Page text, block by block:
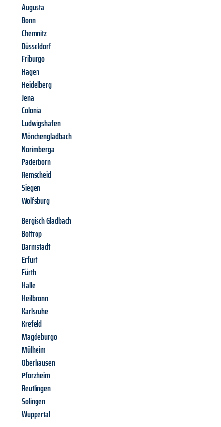
Augusta
Bonn
Chemnitz
Düsseldorf
Friburgo
Hagen
Heidelberg
Jena
Colonia
Ludwigshafen
Mönchengladbach
Norimberga
Paderborn
Remscheid
Siegen
Wolfsburg
Bergisch Gladbach
Bottrop
Darmstadt
Erfurt
Fürth
Halle
Heilbronn
Karlsruhe
Krefeld
Magdeburgo
Mülheim
Oberhausen
Pforzheim
Reutlingen
Solingen
Wuppertal